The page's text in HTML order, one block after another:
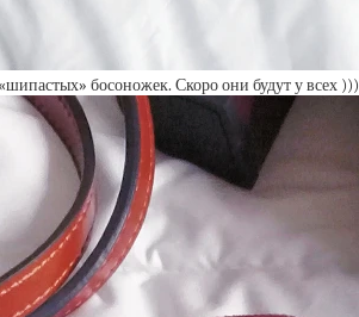
босоножек. Скоро они будут у всех )))